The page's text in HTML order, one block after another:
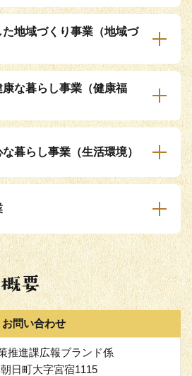
地域づくり事業（地域づ
な暮らし事業（健康福
暮らし事業（生活環境）
お問い合わせ
推進課広報ブランド係
日町大字宮宿1115